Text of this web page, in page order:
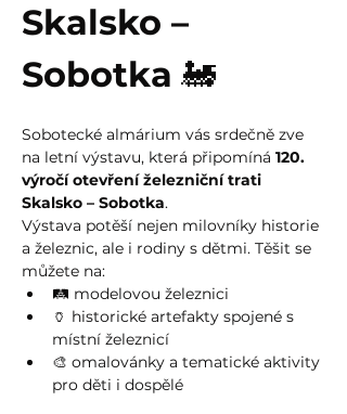
Skalsko –
Sobotka 🚂
Sobotecké almárium vás srdečně zve
na letní výstavu, která připomíná 120.
výročí otevření železniční trati
Skalsko – Sobotka.
Výstava potěší nejen milovníky historie
a železnic, ale i rodiny s dětmi. Těšit se
můžete na:
🛤️ modelovou železnici
🏺 historické artefakty spojené s
místní železnicí
🎨 omalovánky a tematické aktivity
pro děti i dospělé